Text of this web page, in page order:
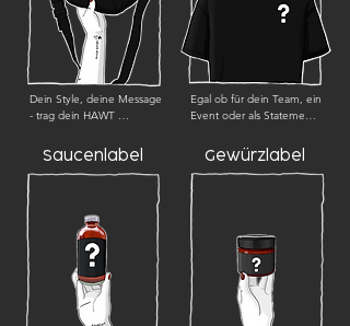
Dein Style, deine Message
- trag dein HAWT
Körper.
Mindestabnahme: 25 Stück
Saucenlabel
Egal ob für dein Team, ein
Event oder als Statement-
Design HAWT.
Mindestabnahme: 50 Stüc
k
Gewürzlabel